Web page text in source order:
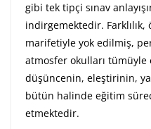
gibi tek tipçi sınav
indirgemektedir. Farklılık,
marifetiyle yok edilmiş,
atmosfer okulları tümüyle
düşüncenin, eleştirinin,
bütün halinde eğitim
etmektedir.